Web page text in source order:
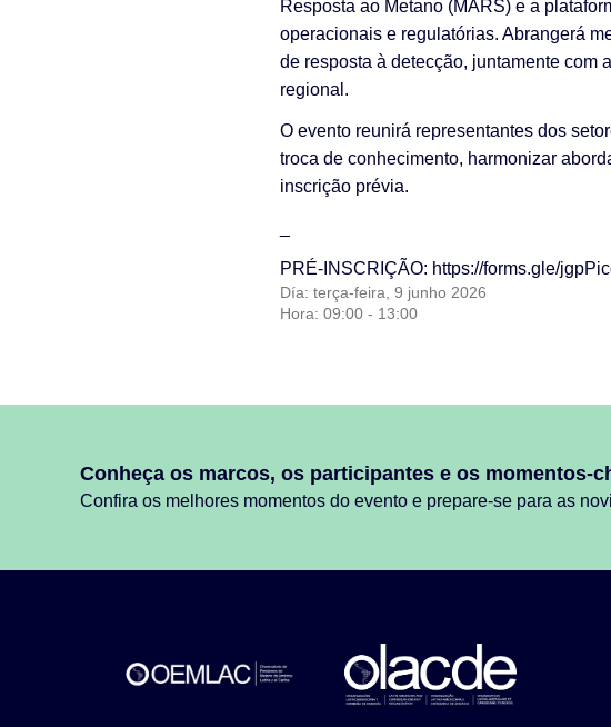
Resposta ao Metano (MARS) e a
operacionais e regulatórias. Abrangerá
de resposta à detecção, juntamente com
regional.
O evento reunirá representantes dos
troca de conhecimento, harmonizar
inscrição prévia.
PRÉ-INSCRIÇÃO: https://forms.gle/
Día: terça-feira, 9 junho 2026
Hora: 09:00 - 13:00
Conheça os marcos, os participantes e os momentos-
Confira os melhores momentos do evento e prepare-se para as